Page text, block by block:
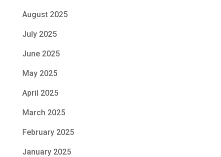
August 2025
July 2025
June 2025
May 2025
April 2025
March 2025
February 2025
January 2025